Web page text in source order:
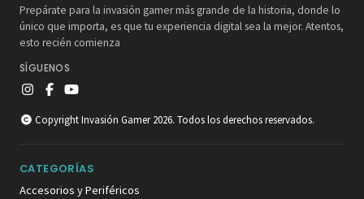
Prepárate para la invasión gamer más grande de la historia, donde lo
único que importa, es que tu experiencia digital sea la mejor. Atentos,
esto recién comienza
SÍGUENOS
Copyright Invasión Gamer 2026. Todos los derechos reservados.
CATEGORÍAS
Accesorios y Periféricos